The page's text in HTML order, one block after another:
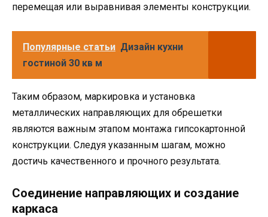
перемещая или выравнивая элементы конструкции.
Популярные статьи Дизайн кухни
гостиной 30 кв м
Таким образом, маркировка и установка
металлических направляющих для обрешетки
являются важным этапом монтажа гипсокартонной
конструкции. Следуя указанным шагам, можно
достичь качественного и прочного результата.
Соединение направляющих и создание
каркаса